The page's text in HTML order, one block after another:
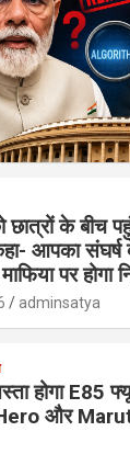
छात्रों के बीच
आपका संघर्ष
पर होगा
adminsatya
होगा E85
Hero और